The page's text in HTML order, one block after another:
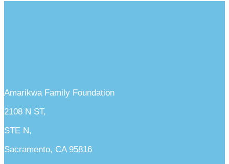
Amarikwa Family Foundation
2108 N ST,
STE N,
Sacramento, CA 95816